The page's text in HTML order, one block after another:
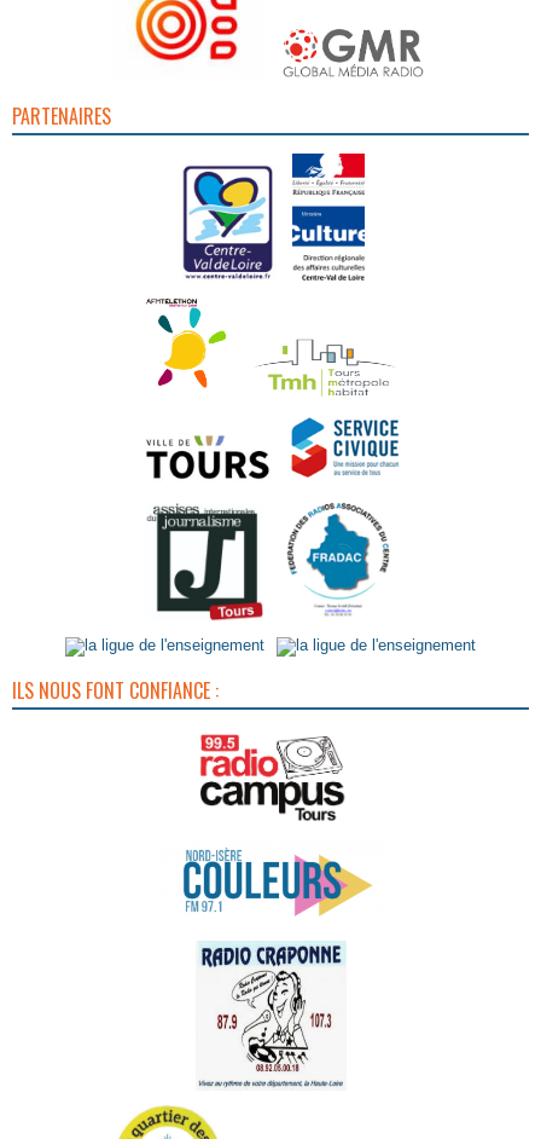
PARTENAIRES
ILS NOUS FONT CONFIANCE :